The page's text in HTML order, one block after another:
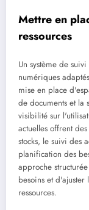
Mettre en
ressources
Un système de
numériques
mise en place
de documents et la
visibilité sur
actuelles offrent
stocks, le suivi des
planification des
approche
besoins et
ressources.